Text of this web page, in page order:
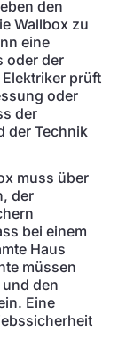
den
Wallbox zu
eine
oder der
prüft
oder
der
der Technik
muss über
der
bei einem
Haus
müssen
den
Eine